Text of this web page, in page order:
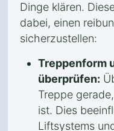
Dinge klären.
dabei, einen
sicherzustellen:
Treppenform
überprüfen:
Treppe
ist. Dies
Liftsystems